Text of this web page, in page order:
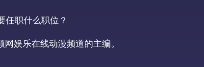
任职什么职位？
娱乐在线动漫频道的主编。